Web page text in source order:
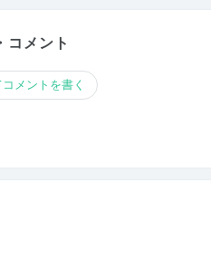
コメント
メントを書く